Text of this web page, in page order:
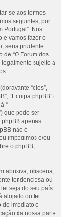
se aos termos
seguintes, por
Portugal”. Nós
e vamos fazer o
seria prudente
de “O Forum dos
legalmente sujeito a
“eles”,
“Equipa phpBB”)
“
que pode ser
phpBB apenas
não é
impedimos e/ou
o phpBB,
abusiva, obscena,
tendenciosa ou
seja do seu país,
alojado ou lei
de imediato e
da nossa parte